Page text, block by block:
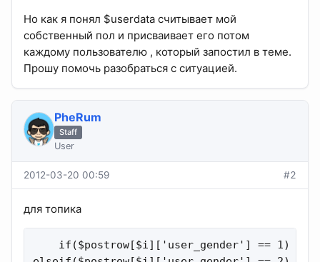
Но как я понял $userdata считывает мой
собственный пол и присваивает его потом
каждому пользователю , который запостил в теме.
Прошу помочь разобраться с ситуацией.
PheRum
Staff
User
2012-03-20 00:59 #2
для топика
if($postrow[$i]['user_gender'] == 1)